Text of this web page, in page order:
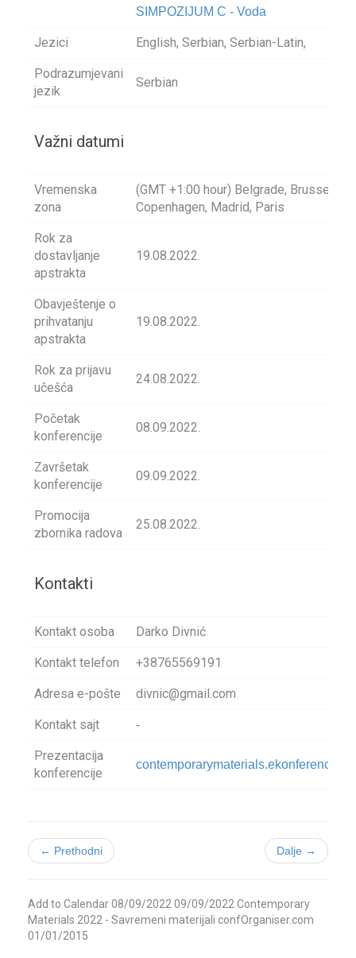
SIMPOZIJUM C - Voda
Jezici English, Serbian, Serbian-Latin,
Podrazumjevani
jezik
Serbian
Važni datumi
Vremenska
zona
(GMT +1:00 hour) Belgrade, Brussels,
Copenhagen, Madrid, Paris
Rok za
dostavljanje
apstrakta
19.08.2022.
Obavještenje o
prihvatanju
apstrakta
19.08.2022.
Rok za prijavu
učešća
24.08.2022.
Početak
konferencije
08.09.2022.
Završetak
konferencije
09.09.2022.
Promocija
zbornika radova
25.08.2022.
Kontakti
Kontakt osoba Darko Divnić
Kontakt telefon +38765569191
Adresa e-pošte divnic@gmail.com
Kontakt sajt -
Prezentacija
konferencije
← Prethodni Dalje →
Add to Calendar08/09/2022 09/09/2022 Contemporary
Materials 2022 - Savremeni materijali confOrganiser.com
01/01/2015